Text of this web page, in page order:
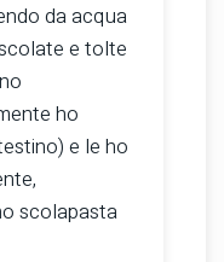
da acqua
e tolte
ho
e le ho
scolapasta